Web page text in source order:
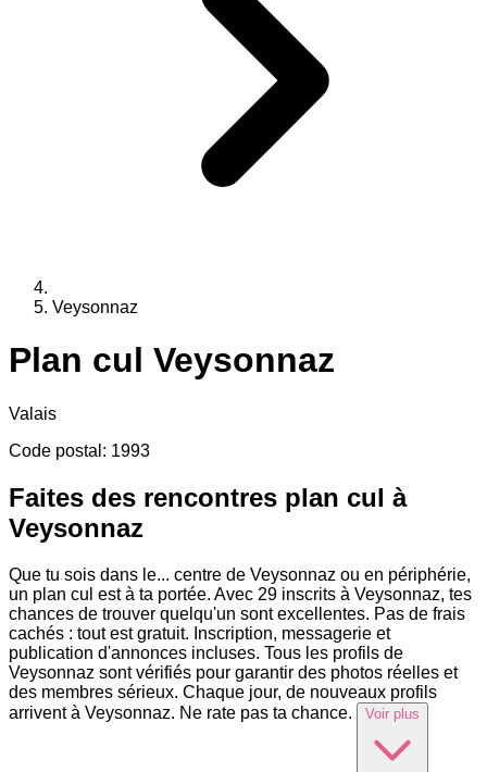
Veysonnaz
Plan cul Veysonnaz
Valais
Code postal : 1993
Faites des rencontres plan cul à
Veysonnaz
Que tu sois dans le... centre de Veysonnaz ou en périphérie,
un plan cul est à ta portée. Avec 29 inscrits à Veysonnaz, tes
chances de trouver quelqu'un sont excellentes. Pas de frais
cachés : tout est gratuit. Inscription, messagerie et
publication d'annonces incluses. Tous les profils de
Veysonnaz sont vérifiés pour garantir des photos réelles et
des membres sérieux. Chaque jour, de nouveaux profils
arrivent à Veysonnaz. Ne rate pas ta chance.
Voir plus